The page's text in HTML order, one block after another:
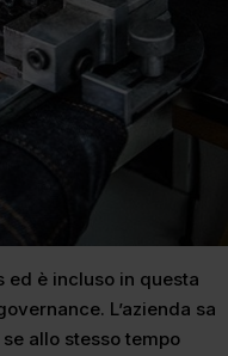
ed è incluso in questa
L’azienda sa
allo stesso tempo